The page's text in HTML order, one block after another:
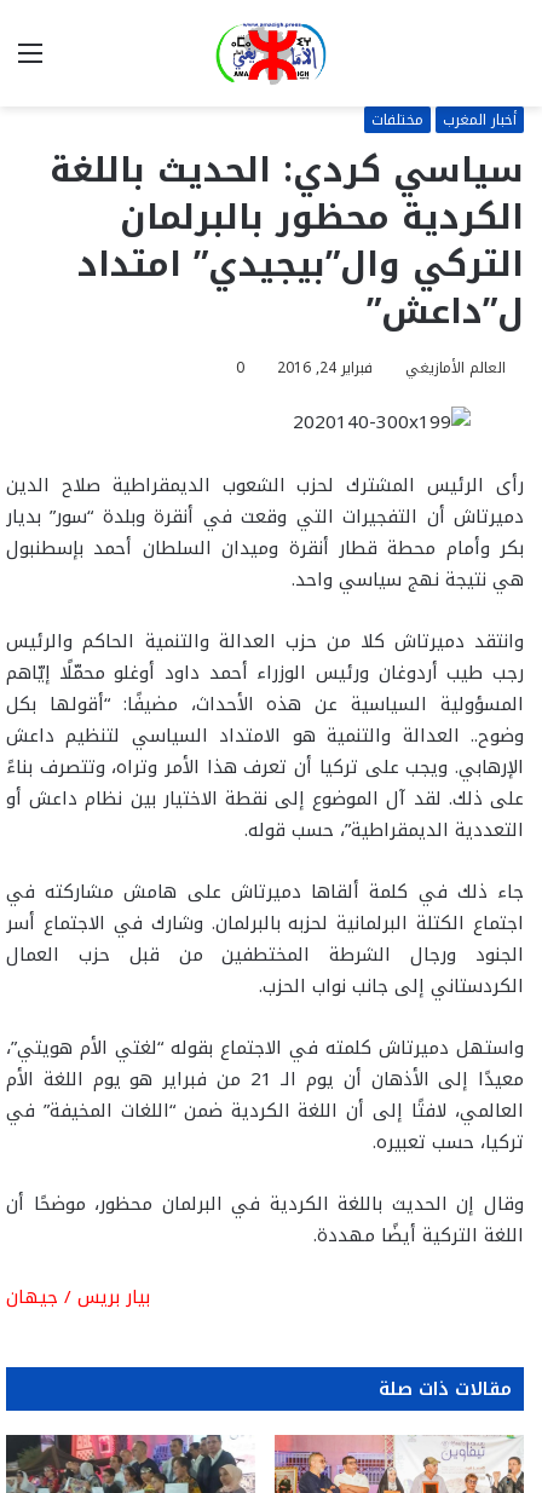
أخبار المغرب مختلفات
سياسي كردي: الحديث باللغة
الكردية محظور بالبرلمان
التركي وال”بيجيدي” امتداد
ل”داعش”
العالم الأمازيغي فبراير 24, 2016 0
رأى الرئيس المشترك لحزب الشعوب الديمقراطية صلاح الدين
دميرتاش أن التفجيرات التي وقعت في أنقرة وبلدة “سور” بديار
بكر وأمام محطة قطار أنقرة وميدان السلطان أحمد بإسطنبول
هي نتيجة نهج سياسي واحد.
وانتقد دميرتاش كلا من حزب العدالة والتنمية الحاكم والرئيس
رجب طيب أردوغان ورئيس الوزراء أحمد داود أوغلو محمّلًا إيّاهم
المسؤولية السياسية عن هذه الأحداث، مضيفًا: “أقولها بكل
وضوح.. العدالة والتنمية هو الامتداد السياسي لتنظيم داعش
الإرهابي. ويجب على تركيا أن تعرف هذا الأمر وتراه، وتتصرف بناءً
على ذلك. لقد آل الموضوع إلى نقطة الاختيار بين نظام داعش أو
التعددية الديمقراطية”، حسب قوله.
جاء ذلك في كلمة ألقاها دميرتاش على هامش مشاركته في
اجتماع الكتلة البرلمانية لحزبه بالبرلمان. وشارك في الاجتماع أسر
الجنود ورجال الشرطة المختطفين من قبل حزب العمال
الكردستاني إلى جانب نواب الحزب.
واستهل دميرتاش كلمته في الاجتماع بقوله “لغتي الأم هويتي”،
معيدًا إلى الأذهان أن يوم الـ 21 من فبراير هو يوم اللغة الأم
العالمي، لافتًا إلى أن اللغة الكردية ضمن “اللغات المخيفة” في
تركيا، حسب تعبيره.
وقال إن الحديث باللغة الكردية في البرلمان محظور، موضحًا أن
اللغة التركية أيضًا مهددة.
بيار بريس / جيهان
مقالات ذات صلة